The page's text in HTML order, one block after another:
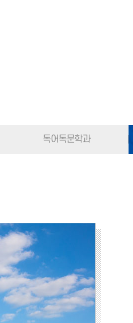
독어독문학과